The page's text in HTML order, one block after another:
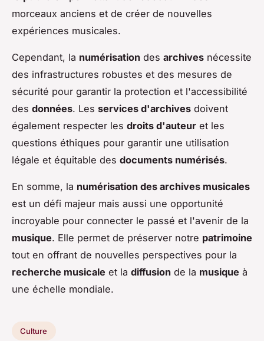
morceaux anciens et de créer de nouvelles
expériences musicales.
Cependant, la numérisation des archives nécessite
des infrastructures robustes et des mesures de
sécurité pour garantir la protection et l'accessibilité
des données. Les services d'archives doivent
également respecter les droits d'auteur et les
questions éthiques pour garantir une utilisation
légale et équitable des documents numérisés.
En somme, la numérisation des archives musicales
est un défi majeur mais aussi une opportunité
incroyable pour connecter le passé et l'avenir de la
musique. Elle permet de préserver notre patrimoine
tout en offrant de nouvelles perspectives pour la
recherche musicale et la diffusion de la musique à
une échelle mondiale.
Culture